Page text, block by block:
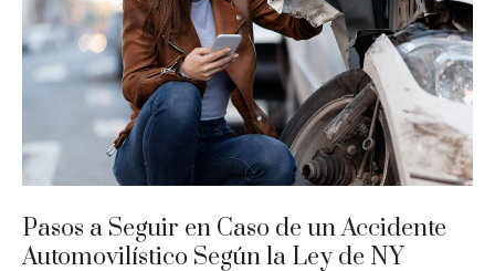
Pasos a Seguir en Caso de un Accidente
Automovilístico Según la Ley de NY